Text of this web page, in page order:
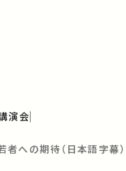
演会
への期待（日本語字幕）